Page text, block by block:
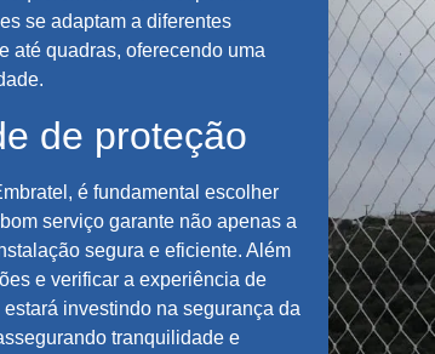
se adaptam a diferentes
até quadras, oferecendo uma
de proteção
é fundamental escolher
serviço garante não apenas a
segura e eficiente. Além
e verificar a experiência de
investindo na segurança da
tranquilidade e